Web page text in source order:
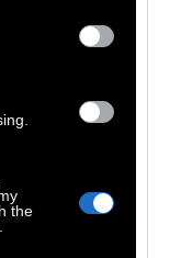
the
σου μὲ
σοῦ δέομαι: